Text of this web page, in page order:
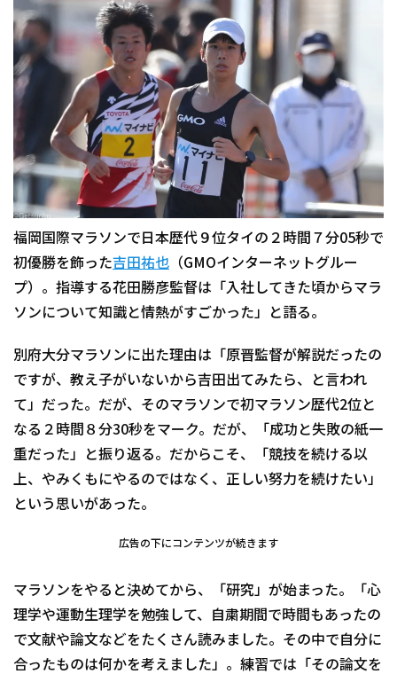
福岡国際マラソンで日本歴代９位タイの２時間７分05秒で
初優勝を飾った吉田祐也 （GMOインターネットグルー
プ）。指導する花田勝彦監督は「入社してきた頃からマラ
ソンについて知識と情熱がすごかった」と語る。
別府大分マラソンに出た理由は「原晋監督が解説だったの
ですが、教え子がいないから吉田出てみたら、と言われ
て」だった。だが、そのマラソンで初マラソン歴代2位と
なる２時間８分30秒をマーク。だが、「成功と失敗の紙一
重だった」と振り返る。だからこそ、「競技を続ける以
上、やみくもにやるのではなく、正しい努力を続けたい」
という思いがあった。
広告の下にコンテンツが続きます
マラソンをやると決めてから、「研究」が始まった。「心
理学や運動生理学を勉強して、自粛期間で時間もあったの
で文献や論文などをたくさん読みました。その中で自分に
合ったものは何かを考えました」。練習では「その論文を